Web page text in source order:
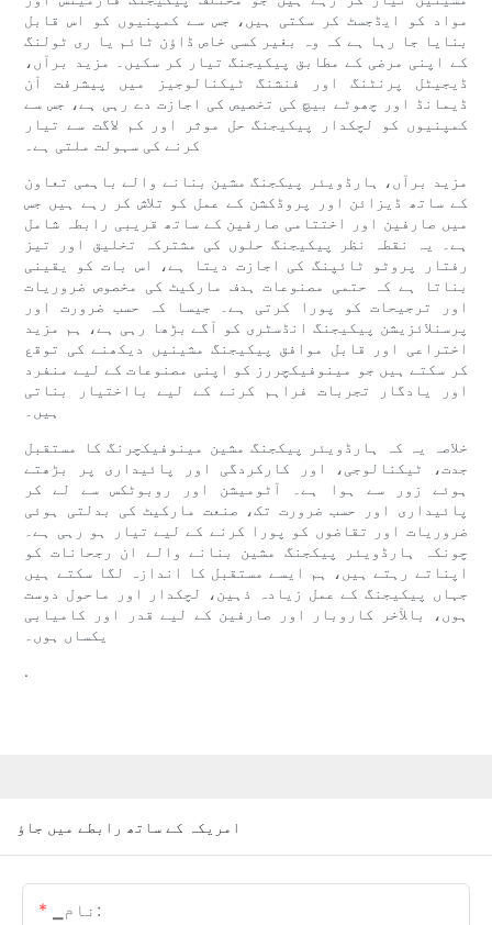
مواد کو ایڈجسٹ کر سکتی ہیں، جس سے کمپنیوں کو اس قابل
بنایا جا رہا ہے کہ وہ بغیر کسی خاص ڈاؤن ٹائم یا ری ٹولنگ
کے اپنی مرضی کے مطابق پیکیجنگ تیار کر سکیں۔ مزید برآں،
ڈیجیٹل پرنٹنگ اور فنشنگ ٹیکنالوجیز میں پیشرفت آن
ڈیمانڈ اور چھوٹے بیچ کی تخصیص کی اجازت دے رہی ہے، جس سے
کمپنیوں کو لچکدار پیکیجنگ حل موثر اور کم لاگت سے تیار
کرنے کی سہولت ملتی ہے۔
مزید برآں، ہارڈویئر پیکجنگ مشین بنانے والے باہمی تعاون
کے ساتھ ڈیزائن اور پروڈکشن کے عمل کو تلاش کر رہے ہیں جس
میں صارفین اور اختتامی صارفین کے ساتھ قریبی رابطہ شامل
ہے۔ یہ نقطہ نظر پیکیجنگ حلوں کی مشترکہ تخلیق اور تیز
رفتار پروٹو ٹائپنگ کی اجازت دیتا ہے، اس بات کو یقینی
بناتا ہے کہ حتمی مصنوعات ہدف مارکیٹ کی مخصوص ضروریات
اور ترجیحات کو پورا کرتی ہے۔ جیسا کہ حسب ضرورت اور
پرسنلائزیشن پیکیجنگ انڈسٹری کو آگے بڑھا رہی ہے، ہم مزید
اختراعی اور قابل موافق پیکیجنگ مشینیں دیکھنے کی توقع
کر سکتے ہیں جو مینوفیکچررز کو اپنی مصنوعات کے لیے منفرد
اور یادگار تجربات فراہم کرنے کے لیے بااختیار بناتی
ہیں۔
خلاصہ یہ کہ ہارڈویئر پیکجنگ مشین مینوفیکچرنگ کا مستقبل
جدت، ٹیکنالوجی، اور کارکردگی اور پائیداری پر بڑھتے
ہوئے زور سے ہوا ہے۔ آٹومیشن اور روبوٹکس سے لے کر
پائیداری اور حسب ضرورت تک، صنعت مارکیٹ کی بدلتی ہوئی
ضروریات اور تقاضوں کو پورا کرنے کے لیے تیار ہو رہی ہے۔
چونکہ ہارڈویئر پیکجنگ مشین بنانے والے ان رجحانات کو
اپناتے رہتے ہیں، ہم ایسے مستقبل کا اندازہ لگا سکتے ہیں
جہاں پیکیجنگ کے عمل زیادہ ذہین، لچکدار اور ماحول دوست
ہوں، بالآخر کاروبار اور صارفین کے لیے قدر اور کامیابی
یکساں ہوں۔
.
امریکہ کے ساتھ رابطے میں جاؤ
▁نام: